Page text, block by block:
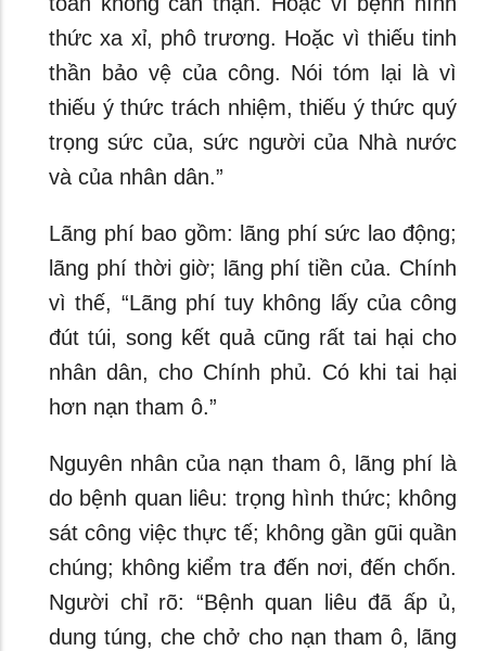
thức xa xỉ, phô trương. Hoặc vì thiếu tinh
thần bảo vệ của công. Nói tóm lại là vì
thiếu ý thức trách nhiệm, thiếu ý thức quý
trọng sức của, sức người của Nhà nước
và của nhân dân.”
Lãng phí bao gồm: lãng phí sức lao động;
lãng phí thời giờ; lãng phí tiền của. Chính
vì thế, “Lãng phí tuy không lấy của công
đút túi, song kết quả cũng rất tai hại cho
nhân dân, cho Chính phủ. Có khi tai hại
hơn nạn tham ô.”
Nguyên nhân của nạn tham ô, lãng phí là
do bệnh quan liêu: trọng hình thức; không
sát công việc thực tế; không gần gũi quần
chúng; không kiểm tra đến nơi, đến chốn.
Người chỉ rõ: “Bệnh quan liêu đã ấp ủ,
dung túng, che chở cho nạn tham ô, lãng